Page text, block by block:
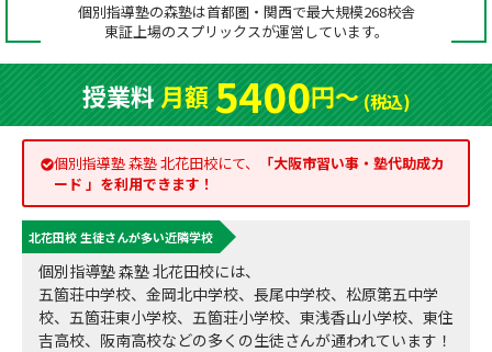
成績アップをかなえる！森塾メソッド
森塾の授業料について
子と親のお悩み別！なぜ？どうして？森塾！
数字でなるほど！森塾
動画でわかる！森塾
塾の選び方
入塾までの流れ
無料体験授業について
森塾のお得なキャンペーン・割引制度
お電話はこちら
0120-602-607
授業料等お問合わせはこちら
校舎一覧
個別指導塾の森塾は首都圏・関西で最大規模268校舎
東証上場のスプリックスが運営しています。
授業料月額5400円〜(税込)
個別指導塾 森塾 北花田校にて、 「大阪市習い事・塾代助成カ
ード 」を利用できます！
北花田校 生徒さんが多い近隣学校
個別指導塾 森塾 北花田校には、
五箇荘中学校、金岡北中学校、長尾中学校、松原第五中学
校、五箇荘東小学校、五箇荘小学校、東浅香山小学校、東住
吉高校、阪南高校などの多くの生徒さんが通われています！